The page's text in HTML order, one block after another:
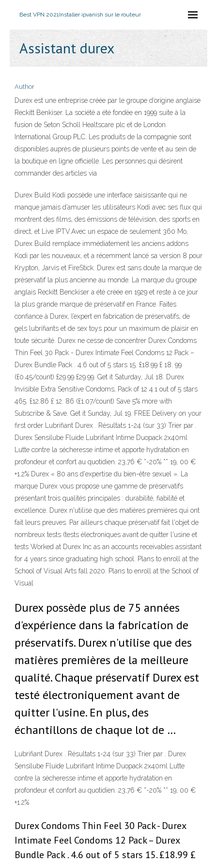
Best VPN 2021Installer ipvanish sur le routeur
Assistant durex
Author
Durex est une entreprise créée par le groupe d’origine anglaise
Reckitt Benkiser. La société a été fondée en 1999 suite à la
fusion de Seton Scholl Healtscare plc et de London
International Group PLC. Les produits de la compagnie sont
disponibles auprès de plusieurs points de vente et au sein de
la boutique en ligne officielle. Les personnes qui désirent
commander des articles via
Durex Build Kodi possède une interface saisissante qui ne
manque jamais d’amuser les utilisateurs Kodi avec ses flux qui
montrent des films, des émissions de télévision, des sports en
direct, et Live IPTV.Avec un espace de seulement 360 Mo,
Durex Build remplace immédiatement les anciens addons
Kodi par les nouveaux, et a récemment lancé sa version 8 pour
Krypton, Jarvis et FireStick. Durex est sans doute la marque de
préservatif la plus ancienne au monde. La marque du groupe
anglais Reckitt Benckiser a été créée en 1929 et reste à ce jour
la plus grande marque de préservatif en France. Faites
confiance à Durex, l’expert en fabrication de préservatifs, de
gels lubrifiants et de sex toys pour un maximum de plaisir en
toute sécurité. Durex ne cesse de concentrer Durex Condoms
Thin Feel 30 Pack - Durex Intimate Feel Condoms 12 Pack –
Durex Bundle Pack . 4.6 out of 5 stars 15. £18.99 £ 18. 99
(£0.45/count) £29.99 £29.99. Get it Saturday, Jul 18. Durex
Invisible Extra Sensitive Condoms, Pack of 12 4.1 out of 5 stars
465. £12.86 £ 12. 86 (£1.07/count) Save 5% more with
Subscribe & Save. Get it Sunday, Jul 19. FREE Delivery on your
first order Lubrifiant Durex . Résultats 1-24 (sur 33) Trier par .
Durex Sensilube Fluide Lubrifiant Intime Duopack 2x40ml
Lutte contre la sécheresse intime et apporte hydratation en
profondeur et confort au quotidien. 23,76 € *-20% ** 19, 00 €
+1.2% Durex « 80 ans d'expertise du bien-être sexuel ». La
marque Durex vous propose une gamme de préservatifs
présentant trois qualités principales : durabilité, fiabilité et
excellence. Durex n'utilise que des matières premières qui ont
fait leurs preuves. Par ailleurs chaque préservatif fait l'objet de
nombreux tests (tests électroniques avant de quitter l'usine et
tests Worked at Durex Inc as an accounts receivables assistant
for 4 years since graduating high school. Plans to enroll at the
School of Visual Arts fall 2020. Plans to enroll at the School of
Visual
Durex possède plus de 75 années
d'expérience dans la fabrication de
préservatifs. Durex n'utilise que des
matières premières de la meilleure
qualité. Chaque préservatif Durex est
testé électroniquement avant de
quitter l'usine. En plus, des
échantillons de chaque lot de …
Lubrifiant Durex . Résultats 1-24 (sur 33) Trier par . Durex
Sensilube Fluide Lubrifiant Intime Duopack 2x40ml Lutte
contre la sécheresse intime et apporte hydratation en
profondeur et confort au quotidien. 23,76 € *-20% ** 19, 00 €
+1.2%
Durex Condoms Thin Feel 30 Pack - Durex
Intimate Feel Condoms 12 Pack – Durex
Bundle Pack . 4.6 out of 5 stars 15. £18.99 £